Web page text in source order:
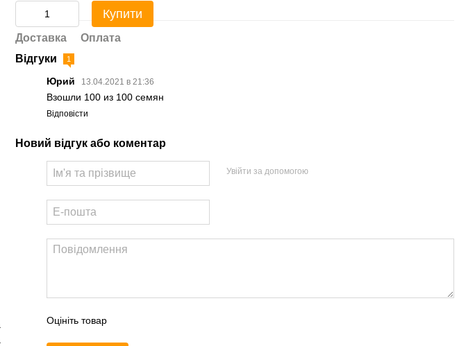
Купити
Доставка
Оплата
Відгуки
1
Юрий 13.04.2021 в 21:36
Взошли 100 из 100 семян
Відповісти
Новий відгук або коментар
Увійти за допомогою
Оцініть товар